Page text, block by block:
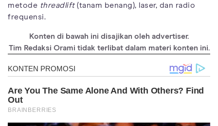
metode threadlift (tanam benang), laser, dan radio
frequensi.
Konten di bawah ini disajikan oleh advertiser.
Tim Redaksi Orami tidak terlibat dalam materi konten ini.